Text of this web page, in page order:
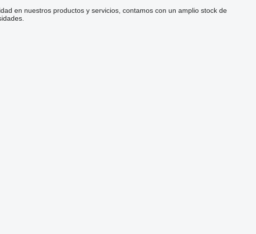
en nuestros productos y servicios, contamos con un amplio stock de